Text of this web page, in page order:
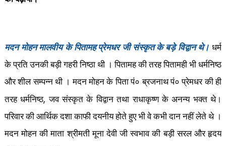
मदन मोहन मालवीय के पितामह प्रेमधर जी संस्कृत के बड़े विद्वान थे। धर्म
के प्रति उनकी बड़ी गहरी निष्ठा थी । पितामह की तरह पितामही भी धर्मनिष्ठ
और शील सम्पन्न थी । मदन मोहन के पिता पं० ब्रजनाथ पं० प्रेमधर की ही
तरह धर्मनिष्ठ,जव संस्कृत के विद्वान तथा राधाकृष्ण के अनन्य भक्त थे।
परिवार की आर्थिक दशा काफी दयनीय होते हुए भी वे कभी दान नहीं लेते थे ।
मदन मोहन की माता श्रीमती मूना देवी जी स्वभाव की बड़ी सरल और हृदय